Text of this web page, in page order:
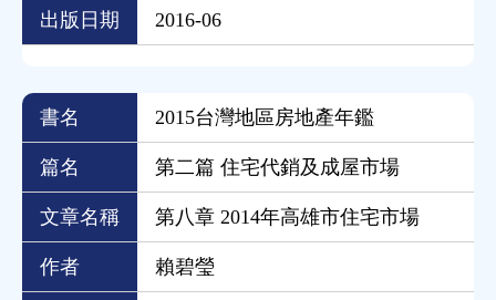
出版日期 2016-06
書名 2015台灣地區房地產年鑑
篇名 第二篇 住宅代銷及成屋市場
文章名稱 第八章 2014年高雄市住宅市場
作者 賴碧瑩